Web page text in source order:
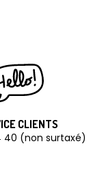
CLIENTS
40 (non surtaxé)